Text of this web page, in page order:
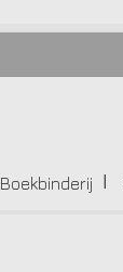
Boekbinderij